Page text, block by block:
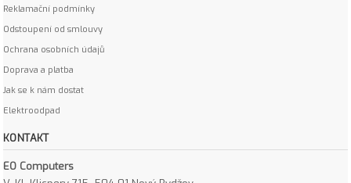
Reklamační podmínky
Odstoupení od smlouvy
Ochrana osobních údajů
Doprava a platba
Jak se k nám dostat
Elektroodpad
KONTAKT
EO Computers